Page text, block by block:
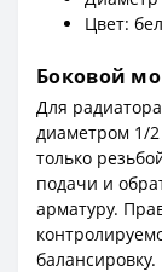
Цвет:
Боковой
Для
диаметром 1/
только
подачи и
арматуру.
балансировку.